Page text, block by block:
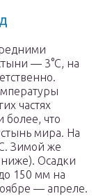
— 3°С, на
частях
более, что
мира. На
Зимой же
Осадки
150 мм на
— апреле.